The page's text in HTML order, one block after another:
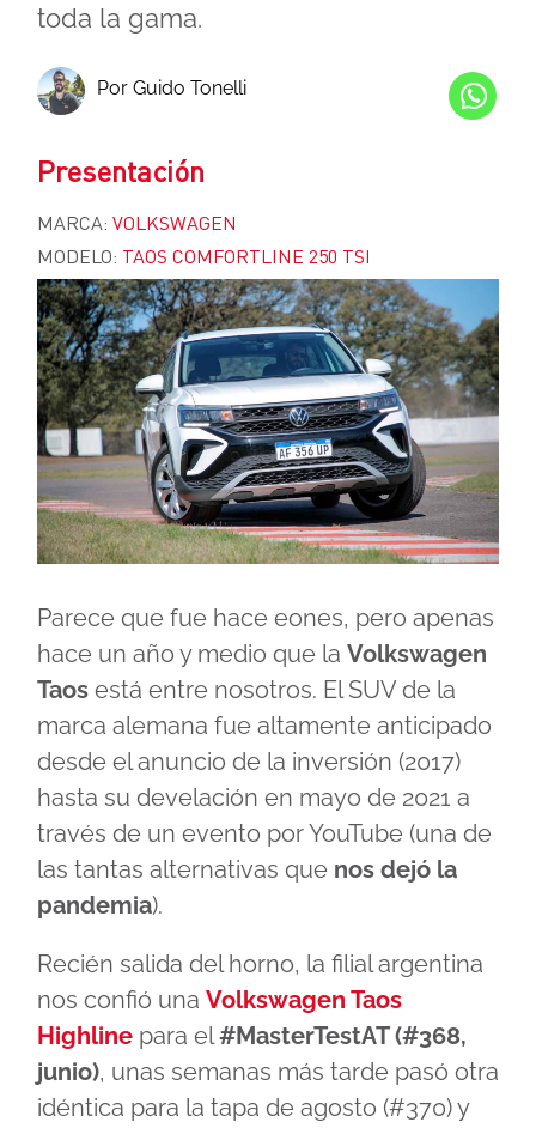
toda la gama.
Por Guido Tonelli
Presentación
MARCA: VOLKSWAGEN
MODELO: TAOS COMFORTLINE 250 TSI
Parece que fue hace eones, pero apenas
hace un año y medio que la Volkswagen
Taos está entre nosotros. El SUV de la
marca alemana fue altamente anticipado
desde el anuncio de la inversión (2017)
hasta su develación en mayo de 2021 a
través de un evento por YouTube (una de
las tantas alternativas que nos dejó la
pandemia).
Recién salida del horno, la filial argentina
nos confió una Volkswagen Taos
Highline para el#MasterTestAT (#368,
junio), unas semanas más tarde pasó otra
idéntica para la tapa de agosto (#370) y